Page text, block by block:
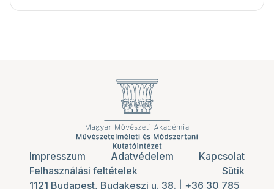
Impresszum Adatvédelem
Kapcsolat
Felhasználási feltételek
Sütik
1121 Budapest, Budakeszi u. 38.
+36 30 785